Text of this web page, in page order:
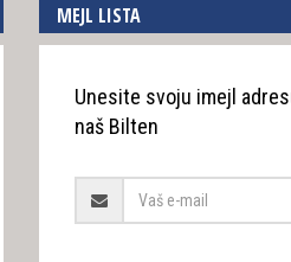
MEJL LISTA
Unesite svoju imejl
naš Bilten